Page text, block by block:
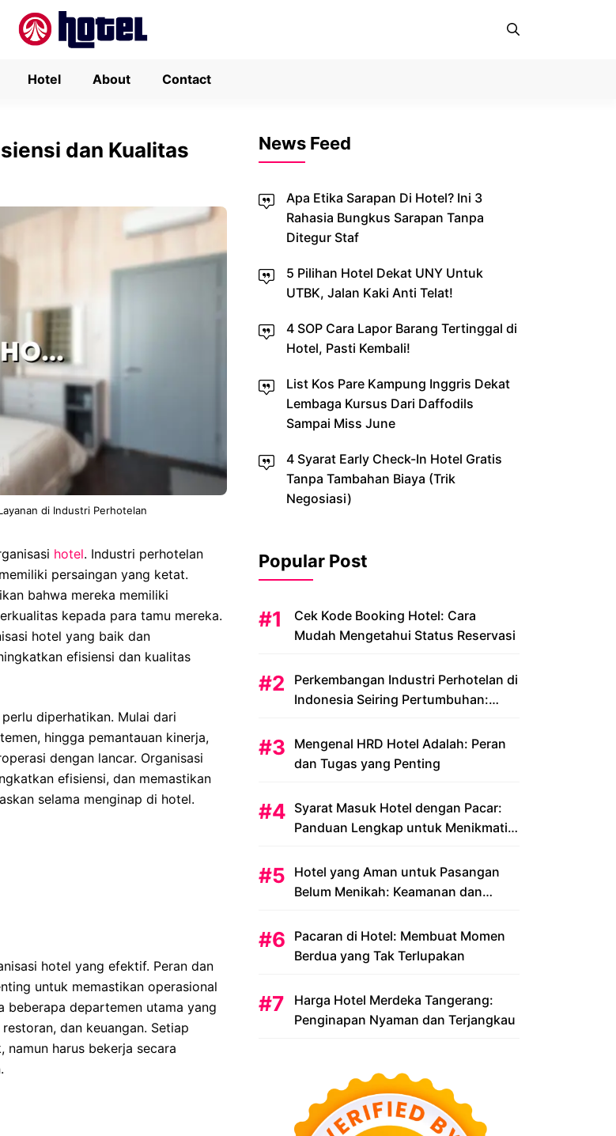
Hotel About Contact
dan Kualitas
di Industri Perhotelan
hotel. Industri perhotelan
persaingan yang ketat.
bahwa mereka memiliki
kepada para tamu mereka.
hotel yang baik dan
efisiensi dan kualitas
diperhatikan. Mulai dari
hingga pemantauan kinerja,
dengan lancar. Organisasi
efisiensi, dan memastikan
selama menginap di hotel.
hotel yang efektif. Peran dan
untuk memastikan operasional
beberapa departemen utama yang
dan keuangan. Setiap
harus bekerja secara
News Feed
Apa Etika Sarapan Di Hotel? Ini 3
Rahasia Bungkus Sarapan Tanpa
Ditegur Staf
5 Pilihan Hotel Dekat UNY Untuk
UTBK, Jalan Kaki Anti Telat!
4 SOP Cara Lapor Barang Tertinggal di
Hotel, Pasti Kembali!
List Kos Pare Kampung Inggris Dekat
Lembaga Kursus Dari Daffodils
Sampai Miss June
4 Syarat Early Check-In Hotel Gratis
Tanpa Tambahan Biaya (Trik
Negosiasi)
Popular Post
Cek Kode Booking Hotel: Cara
Mudah Mengetahui Status Reservasi
Perkembangan Industri Perhotelan di
Indonesia Seiring Pertumbuhan:
Mengenal HRD Hotel Adalah: Peran
dan Tugas yang Penting
Syarat Masuk Hotel dengan Pacar:
Panduan Lengkap untuk Menikmati
Hotel yang Aman untuk Pasangan
Belum Menikah: Keamanan dan
Pacaran di Hotel: Membuat Momen
Berdua yang Tak Terlupakan
Harga Hotel Merdeka Tangerang:
Penginapan Nyaman dan Terjangkau